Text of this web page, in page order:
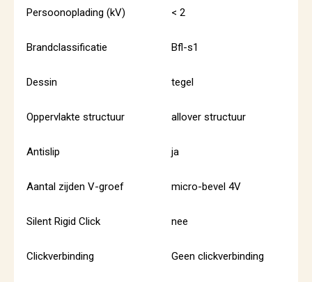
Persoonoplading (kV) < 2
Brandclassificatie Bfl-s1
Dessin tegel
Oppervlakte structuur allover structuur
Antislip ja
Aantal zijden V-groef micro-bevel 4V
Silent Rigid Click nee
Clickverbinding Geen clickverbinding